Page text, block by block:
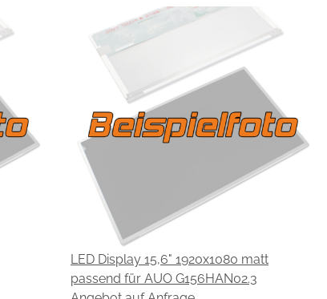
LED Display 15,6" 1920x1080 matt
passend für AUO G156HAN02.3